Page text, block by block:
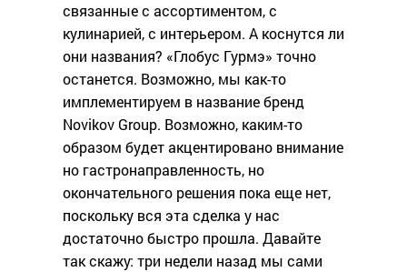
связанные с ассортиментом, с
кулинарией, с интерьером. А коснутся ли
они названия? «Глобус Гурмэ» точно
останется. Возможно, мы как-то
имплементируем в название бренд
Novikov Group. Возможно, каким-то
образом будет акцентировано внимание
но гастронаправленность, но
окончательного решения пока еще нет,
поскольку вся эта сделка у нас
достаточно быстро прошла. Давайте
так скажу: три недели назад мы сами